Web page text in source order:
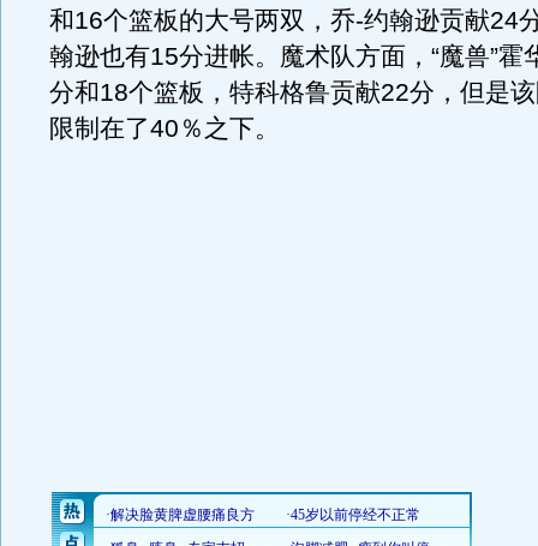
和16个篮板的大号两双，乔-约翰逊贡献24
翰逊也有15分进帐。魔术队方面，“魔兽”霍
分和18个篮板，特科格鲁贡献22分，但是
限制在了40％之下。